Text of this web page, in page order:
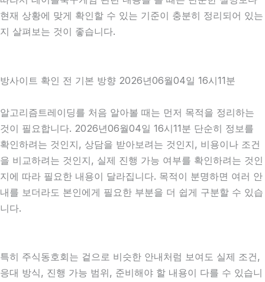
현재 상황에 맞게 확인할 수 있는 기준이 충분히 정리되어 있는
지 살펴보는 것이 좋습니다.
방사이트 확인 전 기본 방향 2026년06월04일 16시11분
알고리즘트레이딩를 처음 알아볼 때는 먼저 목적을 정리하는
것이 필요합니다. 2026년06월04일 16시11분 단순히 정보를
확인하려는 것인지, 상담을 받아보려는 것인지, 비용이나 조건
을 비교하려는 것인지, 실제 진행 가능 여부를 확인하려는 것인
지에 따라 필요한 내용이 달라집니다. 목적이 분명하면 여러 안
내를 보더라도 본인에게 필요한 부분을 더 쉽게 구분할 수 있습
니다.
특히 주식동호회는 겉으로 비슷한 안내처럼 보여도 실제 조건,
응대 방식, 진행 가능 범위, 준비해야 할 내용이 다를 수 있습니